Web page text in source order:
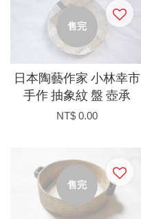
售完
日本陶藝作家 小林幸市
手作 抽象紋 盤 壺承
NT$ 0.00
售完